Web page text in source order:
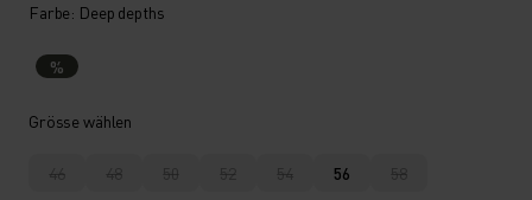
Farbe: Deep depths
%
Grösse wählen
46 48 50 52 54 56 58